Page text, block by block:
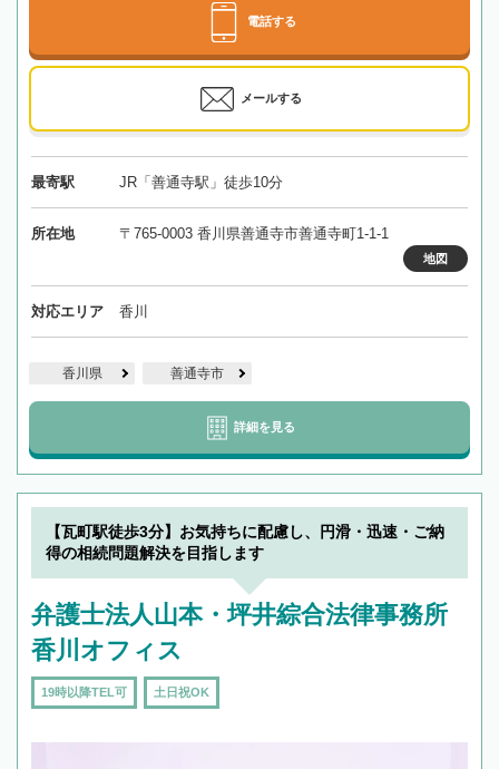
電話する
メールする
最寄駅 JR「善通寺駅」徒歩10分
所在地 〒765-0003 香川県善通寺市善通寺町1-1-1
地図
対応エリア 香川
香川県 善通寺市
詳細を見る
【瓦町駅徒歩3分】お気持ちに配慮し、円滑・迅速・ご納
得の相続問題解決を目指します
弁護士法人山本・坪井綜合法律事務所
香川オフィス
19時以降TEL可 土日祝OK